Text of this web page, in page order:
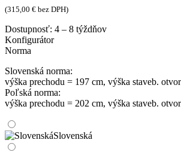
(315,00 € bez DPH)
Dostupnosť: 4 – 8 týždňov
Konfigurátor
Norma
Slovenská norma:
výška prechodu = 197 cm, výška staveb.
Poľská norma:
výška prechodu = 202 cm, výška staveb.
Slovenská